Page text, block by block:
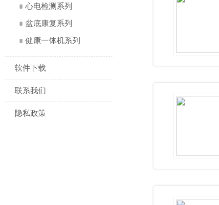
心电检测系列
盆底康复系列
健康一体机系列
软件下载
联系我们
隐私政策